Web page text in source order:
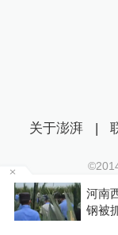
河南
钢被
关于澎湃 |
沪ICP证：
互联网新